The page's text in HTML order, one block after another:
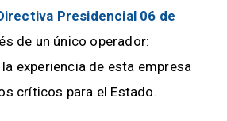
Presidencial 06 de
de un único operador:
experiencia de esta empresa
críticos para el Estado.